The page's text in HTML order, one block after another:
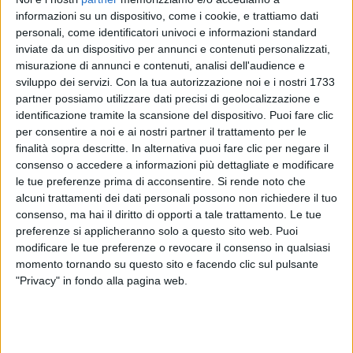
informazioni su un dispositivo, come i cookie, e trattiamo dati
personali, come identificatori univoci e informazioni standard
inviate da un dispositivo per annunci e contenuti personalizzati,
misurazione di annunci e contenuti, analisi dell'audience e
sviluppo dei servizi. Con la tua autorizzazione noi e i nostri 1733
partner possiamo utilizzare dati precisi di geolocalizzazione e
identificazione tramite la scansione del dispositivo. Puoi fare clic
per consentire a noi e ai nostri partner il trattamento per le
finalità sopra descritte. In alternativa puoi fare clic per negare il
consenso o accedere a informazioni più dettagliate e modificare
le tue preferenze prima di acconsentire. Si rende noto che
alcuni trattamenti dei dati personali possono non richiedere il tuo
consenso, ma hai il diritto di opporti a tale trattamento. Le tue
preferenze si applicheranno solo a questo sito web. Puoi
modificare le tue preferenze o revocare il consenso in qualsiasi
momento tornando su questo sito e facendo clic sul pulsante
"Privacy" in fondo alla pagina web.
ricongiungimento, simbolo del reale percorso
artistico che li ha portati nuovamente a suonare
insieme”, si legge nel comunicato.
“Cambia” e i successi de Le Vibrazioni saranno al
centro del “
Così Sbagliato – European Tour ”. Di
seguito, il calendario completo dei concerti
Martedì 5 febbraio, Cafè Berlin di Madrid
Mercoledì 6 febbraio, Razzmatazz di Barcellona
Venerdì 8 febbraio, La Boule Noire di Parigi
Sabato 9 febbraio, VK di Bruxelles